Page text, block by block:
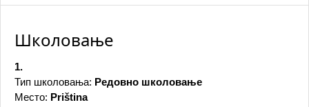
Школовање
1.
Тип школовања: Редовно школовање
Место: Priština